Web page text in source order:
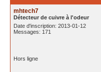
mhtech7
Détecteur de cuivre à l'odeur
Date d'inscription: 2013-01-12
Messages: 171
Hors ligne